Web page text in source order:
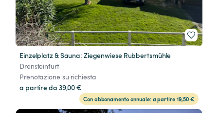
Einzelplatz & Sauna: Ziegenwiese Rubbertsmühle
Drensteinfurt
Prenotazione su richiesta
a partire da 39,00 €
Con abbonamento annuale: a partire 19,50 €